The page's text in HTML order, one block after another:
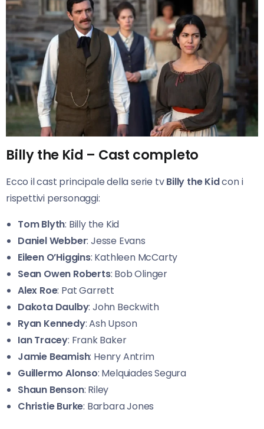
Billy the Kid – Cast completo
Ecco il cast principale della serie tvBilly the Kidcon i
rispettivi personaggi:
Tom Blyth: Billy the Kid
Daniel Webber: Jesse Evans
Eileen O’Higgins: Kathleen McCarty
Sean Owen Roberts: Bob Olinger
Alex Roe: Pat Garrett
Dakota Daulby: John Beckwith
Ryan Kennedy: Ash Upson
Ian Tracey: Frank Baker
Jamie Beamish: Henry Antrim
Guillermo Alonso: Melquiades Segura
Shaun Benson: Riley
Christie Burke: Barbara Jones